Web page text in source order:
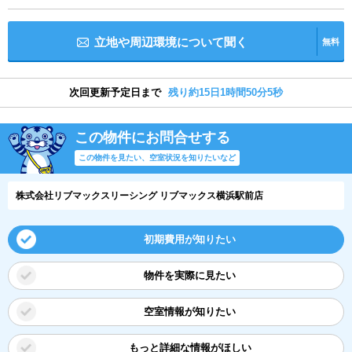
立地や周辺環境について聞く 無料
次回更新予定日まで 残り約15日1時間50分5秒
この物件にお問合せする
この物件を見たい、空室状況を知りたいなど
株式会社リブマックスリーシング リブマックス横浜駅前店
初期費用が知りたい
物件を実際に見たい
空室情報が知りたい
もっと詳細な情報がほしい